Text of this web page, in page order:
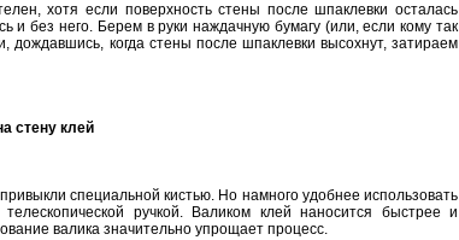
хотя если поверхность стены после шпаклевки осталась
и без него. Берем в руки наждачную бумагу (или, если кому так
дождавшись, когда стены после шпаклевки высохнут, затираем
стену клей
специальной кистью. Но намного удобнее использовать
ручкой. Валиком клей наносится быстрее и
валика значительно упрощает процесс.